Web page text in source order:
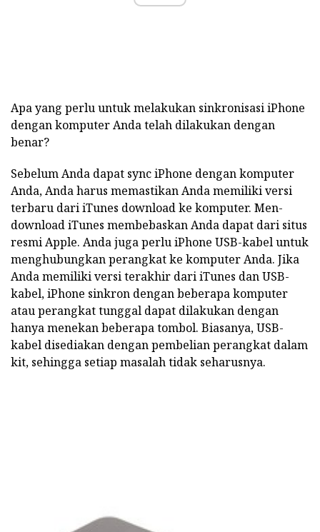
Apa yang perlu untuk melakukan sinkronisasi iPhone
dengan komputer Anda telah dilakukan dengan
benar?
Sebelum Anda dapat sync iPhone dengan komputer
Anda, Anda harus memastikan Anda memiliki versi
terbaru dari iTunes download ke komputer. Men-
download iTunes membebaskan Anda dapat dari situs
resmi Apple. Anda juga perlu iPhone USB-kabel untuk
menghubungkan perangkat ke komputer Anda. Jika
Anda memiliki versi terakhir dari iTunes dan USB-
kabel, iPhone sinkron dengan beberapa komputer
atau perangkat tunggal dapat dilakukan dengan
hanya menekan beberapa tombol. Biasanya, USB-
kabel disediakan dengan pembelian perangkat dalam
kit, sehingga setiap masalah tidak seharusnya.